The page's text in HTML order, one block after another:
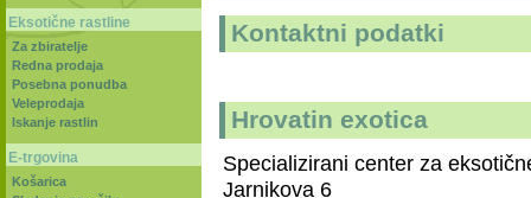
Kontaktni podatki
Hrovatin exotica
Specializirani center za
Jarnikova 6
Eksotične rastline
Za zbiratelje
Redna prodaja
Posebna ponudba
Veleprodaja
Iskanje rastlin
E-trgovina
Košarica